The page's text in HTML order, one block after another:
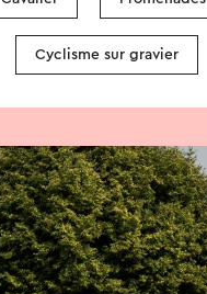
Cyclisme sur gravier